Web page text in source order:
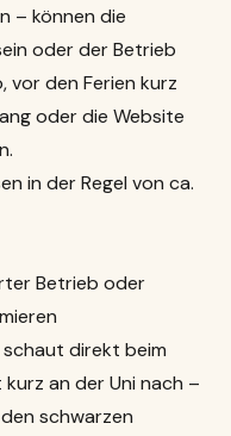
– können die
oder der Betrieb
vor den Ferien kurz
oder die Website
in der Regel von ca.
Betrieb oder
schaut direkt beim
an der Uni nach –
schwarzen